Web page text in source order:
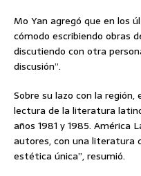
Mo Yan agregó que en los
cómodo escribiendo obras
discutiendo con otra
discusión”.
Sobre su lazo con la
lectura de la literatura
años 1981 y 1985. América
autores, con una literatura
estética única”, resumió.